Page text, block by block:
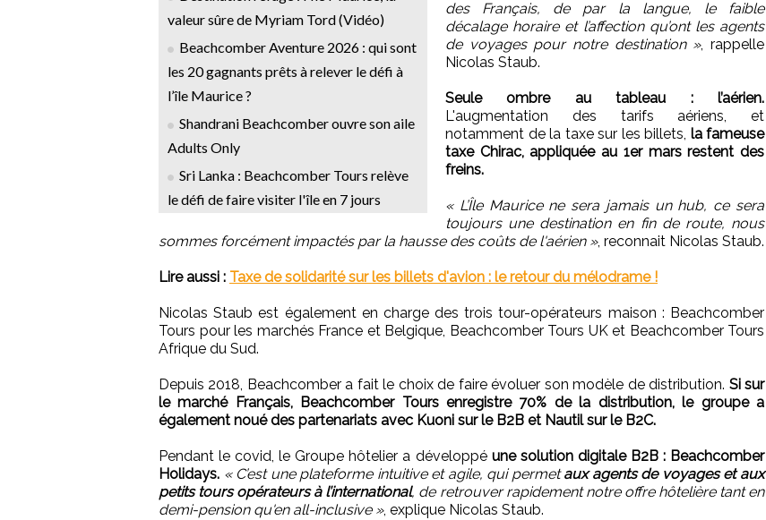
valeur sûre de Myriam Tord (Vidéo)
Beachcomber Aventure 2026 : qui sont
les 20 gagnants prêts à relever le défi à
l’île Maurice ?
Shandrani Beachcomber ouvre son aile
Adults Only
Sri Lanka : Beachcomber Tours relève
le défi de faire visiter l'île en 7 jours
des Français, de par la langue, le faible
décalage horaire et l’affection qu’ont les agents
de voyages pour notre destination », rappelle
Nicolas Staub.
Seule ombre au tableau : l’aérien.
L'augmentation des tarifs aériens, et
notamment de la taxe sur les billets, la fameuse
taxe Chirac, appliquée au 1er mars restent des
freins.
« L’Île Maurice ne sera jamais un hub, ce sera
toujours une destination en fin de route, nous
sommes forcément impactés par la hausse des coûts de l'aérien », reconnait Nicolas Staub.
Lire aussi : Taxe de solidarité sur les billets d'avion : le retour du mélodrame !
Nicolas Staub est également en charge des trois tour-opérateurs maison : Beachcomber
Tours pour les marchés France et Belgique, Beachcomber Tours UK et Beachcomber Tours
Afrique du Sud.
Depuis 2018, Beachcomber a fait le choix de faire évoluer son modèle de distribution. Si sur
le marché Français, Beachcomber Tours enregistre 70% de la distribution, le groupe a
également noué des partenariats avec Kuoni sur le B2B et Nautil sur le B2C.
Pendant le covid, le Groupe hôtelier a développé une solution digitale B2B : Beachcomber
Holidays. « C’est une plateforme intuitive et agile, qui permetaux agents de voyages et aux
petits tours opérateurs à l’international, de retrouver rapidement notre offre hôtelière tant en
demi-pension qu'en all-inclusive », explique Nicolas Staub.